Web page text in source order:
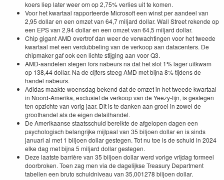
koers liep later weer om op 2,75% verlies uit te komen.
Voor het kwartaal rapporteerde Microsoft een winst per aandeel van
2,95 dollar en een omzet van 64,7 miljard dollar. Wall Street rekende op
een EPS van 2,94 dollar en een omzet van 64,5 miljard dollar.
Chip gigant AMD overtrof dan weer de verwachtingen voor het tweede
kwartaal met een verdubbeling van de verkoop aan datacenters. De
chipmaker gaf ook een lichte stijging aan voor Q3.
AMD-aandelen stegen fors nabeurs na dat het slot 1% lager uitkwam
op 138,44 dollar. Na de cijfers steeg AMD met bijna 8% tijdens de
handel nabeurs.
Adidas maakte woensdag bekend dat de omzet in het tweede kwartaal
in Noord-Amerika, exclusief de verkoop van de Yeezy-lijn, is gestegen
ten opzichte van vorig jaar. Dit is te danken aan groei in zowel de
groothandel als de eigen detailhandel.
De Amerikaanse staatsschuld bereikte de afgelopen dagen een
psychologisch belangrijke mijlpaal van 35 biljoen dollar en is sinds
januari al met 1 biljoen dollar gestegen. Tot nu toe is de schuld in 2024
elke dag met bijna 5 miljard dollar gestegen.
Deze laatste barrière van 35 biljoen dollar werd vorige vrijdag formeel
doorbroken. Toen zag men via de dagelijkse Treasury Department
tabellen een bruto schuldniveau van 35,001278 biljoen dollar.